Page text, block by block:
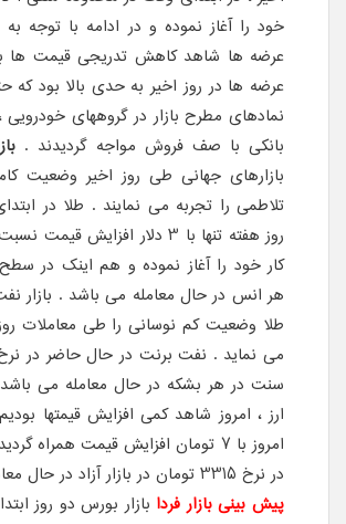
خود را آغاز نموده و در ادامه با توجه
عرضه ها شاهد کاهش تدریجی قیمت ها
عرضه ها در روز اخیر به حدی بالا بود که
نمادهای مطرح بازار در گروههای
بانکی با صف فروش مواجه گردیدند .
بازارهای جهانی طی روز اخیر وضعیت
تلاطمی را تجربه می نمایند . طلا در
روز هفته تنها با 3 دلار افزایش
هر انس در حال معامله می باشد . بازار
طلا وضعیت کم نوسانی را طی معاملات
سنت در هر بشکه در حال معامله می باشد .
ارز ، امروز شاهد کمی افزایش قیمتها
امروز با 7 تومان افزایش قیمت همراه
در نرخ 3315 تومان در بازار آزاد در حال معامله می باشد.
پیش بینی بازار فردا بازار بورس دو روز